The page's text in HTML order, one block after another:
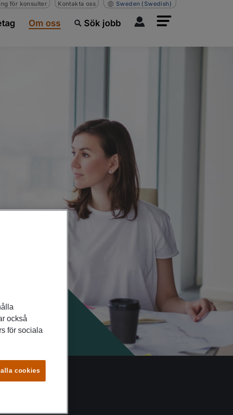
Om oss Sök jobb
för konsulter Kontakta oss Sweden (Swedish)
också
för sociala
cookies